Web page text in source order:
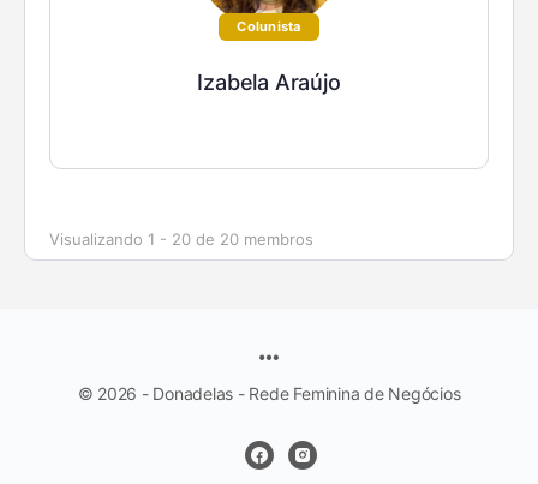
Colunista
Izabela Araújo
Visualizando 1 - 20 de 20 membros
© 2026 - Donadelas - Rede Feminina de Negócios